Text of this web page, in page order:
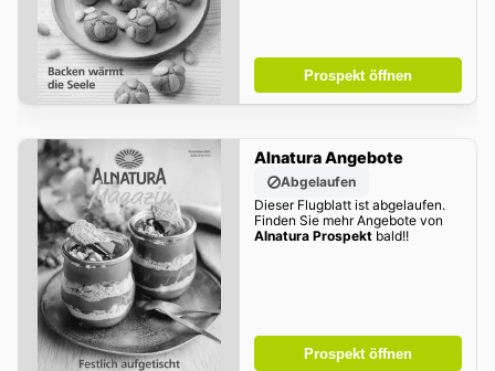
Prospekt öffnen
Alnatura Angebote
Abgelaufen
Dieser Flugblatt ist abgelaufen.
Finden Sie mehr Angebote von
Alnatura Prospektbald!!
Prospekt öffnen